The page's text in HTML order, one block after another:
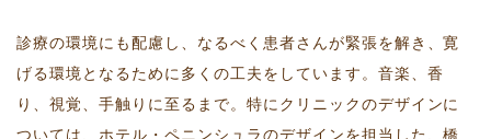
診療の環境にも配慮し、なるべく患者さんが緊張を解き、寛
げる環境となるために多くの工夫をしています。音楽、香
り、視覚、手触りに至るまで。特にクリニックのデザインに
ついては、ホテル・ペニンシュラのデザインを担当した、橋